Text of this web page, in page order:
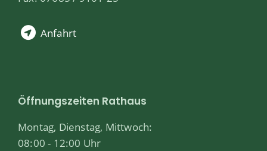
Anfahrt
Öffnungszeiten Rathaus
Montag, Dienstag, Mittwoch:
08:00 - 12:00 Uhr